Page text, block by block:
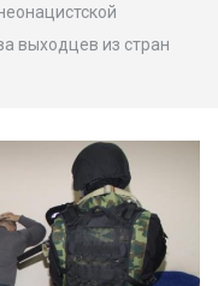
выходцев из стран